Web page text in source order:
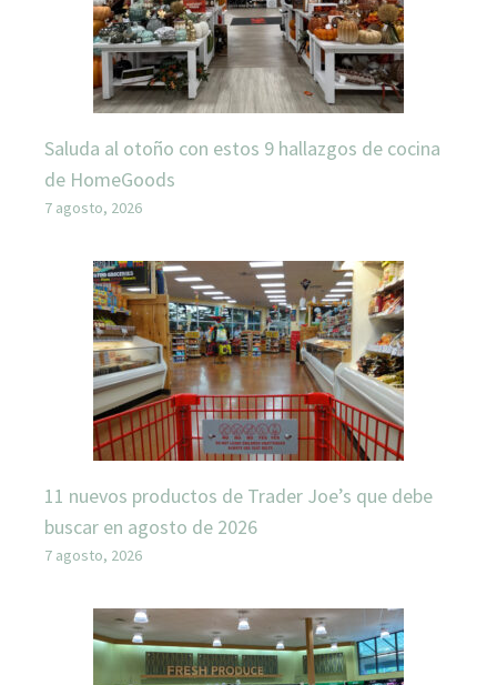
Saluda al otoño con estos 9 hallazgos de cocina
de HomeGoods
7 agosto, 2026
11 nuevos productos de Trader Joe’s que debe
buscar en agosto de 2026
7 agosto, 2026